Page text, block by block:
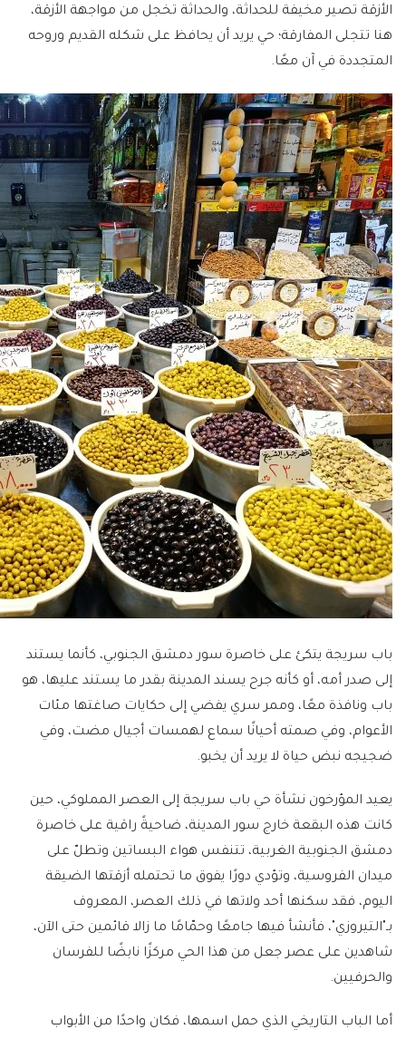
الأزقة تصير مخيفة للحداثة، والحداثة تخجل من مواجهة الأزقة،
هنا تتجلى المفارقة؛ حي يريد أن يحافظ على شكله القديم وروحه
المتجددة في آن معًا.
باب سريجة يتكئ على خاصرة سور دمشق الجنوبي، كأنما يستند
إلى صدر أمه، أو كأنه جرح يسند المدينة بقدر ما يستند عليها، هو
باب ونافذة معًا، وممر سري يفضي إلى حكايات صاغتها مئات
الأعوام، وفي صمته أحيانًا سماع لهمسات أجيال مضت، وفي
ضجيجه نبض حياة لا يريد أن يخبو.
يعيد المؤرخون نشأة حي باب سريجة إلى العصر المملوكي، حين
كانت هذه البقعة خارج سور المدينة، ضاحيةً راقية على خاصرة
دمشق الجنوبية الغربية، تتنفس هواء البساتين وتطلّ على
ميدان الفروسية، وتؤدي دورًا يفوق ما تحتمله أزقتها الضيقة
اليوم، فقد سكنها أحد ولاتها في ذلك العصر، المعروف
بـ"التيروزي"، فأنشأ فيها جامعًا وحمّامًا ما زالا قائمين حتى الآن،
شاهدين على عصر جعل من هذا الحي مركزًا نابضًا للفرسان
والحرفيين.
أما الباب التاريخي الذي حمل اسمها، فكان واحدًا من الأبواب